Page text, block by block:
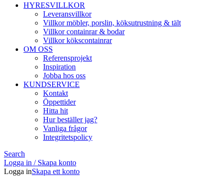
HYRESVILLKOR
Leveransvillkor
Villkor möbler, porslin, köksutrustning & tält
Villkor containrar & bodar
Villkor kökscontainrar
OM OSS
Referensprojekt
Inspiration
Jobba hos oss
KUNDSERVICE
Kontakt
Öppettider
Hitta hit
Hur beställer jag?
Vanliga frågor
Integritetspolicy
Search
Logga in / Skapa konto
Logga inSkapa ett konto